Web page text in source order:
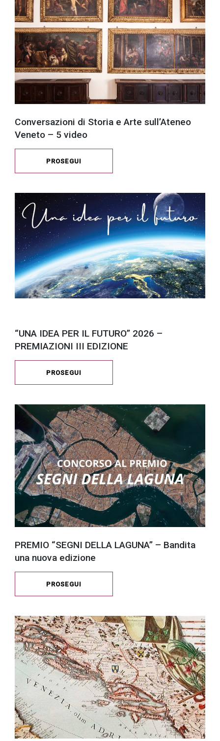
Conversazioni di Storia e Arte sull’Ateneo
Veneto – 5 video
PROSEGUI
“UNA IDEA PER IL FUTURO” 2026 –
PREMIAZIONI III EDIZIONE
PROSEGUI
PREMIO “SEGNI DELLA LAGUNA” – Bandita
una nuova edizione
PROSEGUI